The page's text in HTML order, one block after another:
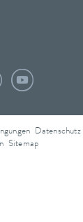
Datenschutz
Sitemap